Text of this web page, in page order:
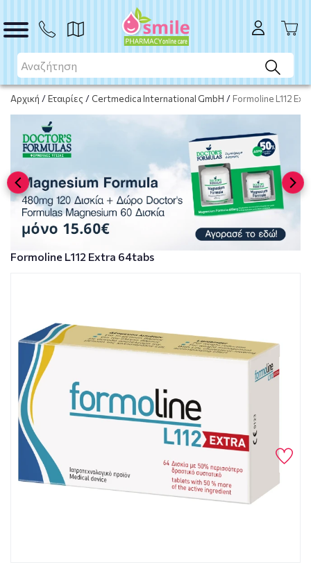
Αρχική /Εταιρίες / Certmedica International GmbH / Formoline L112
ΑΓΟΡΑ
Formoline L112 Extra 64tabs